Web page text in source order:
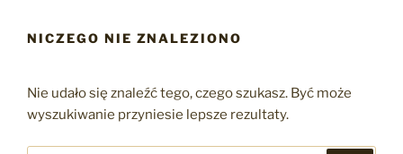
NICZEGO NIE ZNALEZIONO
Nie udało się znaleźć tego, czego szukasz. Być może
wyszukiwanie przyniesie lepsze rezultaty.